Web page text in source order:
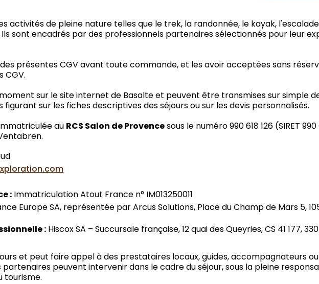
activités de pleine nature telles que le trek, la randonnée, le kayak,
sont encadrés par des professionnels partenaires sélectionnés pour leur
présentes CGV avant toute commande, et les avoir acceptées sans
CGV.
sur le site internet de Basalte et peuvent être transmises sur simple
sur les fiches descriptives des séjours ou sur les devis personnalisés.
au RCS Salon de Provencesous le numéro 990 618 126 (SIRET
: Immatriculation Atout France n° IM013250011
Europe SA, représentée par Arcus Solutions, Place du Champ de Mars 5,
: Hiscox SA – Succursale française, 12 quai des Queyries, CS 41 177,
et peut faire appel à des prestataires locaux, guides, accompagnateurs
peuvent intervenir dans le cadre du séjour, sous la pleine
tourisme.